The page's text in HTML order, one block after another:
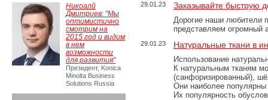
29.01.23 Заказывайте быструю
Дорогие наши любители
представляем огромный
29.01.23 Натуральные ткани в
Использование
К натуральным тканям
(санфоризированный),
Они наиболее популярны
Их популярность
Никоалй
Дмитриев: "Мы
оптимистично
смотрим на
2015 год и видим
в нем
возможности
для развития"
Президент, Konica
Minolta Business
Solutions Russia